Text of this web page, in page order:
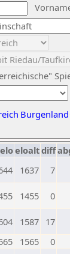
Burgenland
eloeloaltdiff
1637 7
1455 0
1587 17
1565 0